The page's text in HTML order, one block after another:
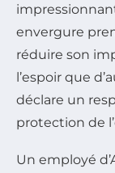
envergure
réduire son
l’espoir que
déclare un
protection de
Un employé